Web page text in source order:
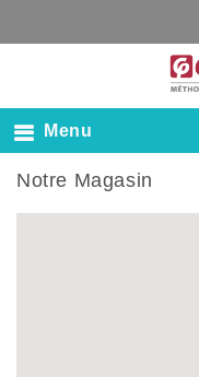
Menu
Notre Magasin